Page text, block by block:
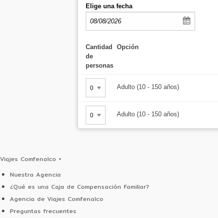
Espeleología: Siente la emoción y la
Guía Coordinador: 100% local de la región y
Tarjeta de asistencia médica
Nota: No es recomendable para personas
entre otras, ni menores de 10 años.
Elige una fecha
Cantidad
de
personas
Opción
Adulto (10 - 150 años)
Adulto (10 - 150 años)
Viajes Comfenalco +
Nuestra Agencia
¿Qué es una Caja de Compensación Familiar?
Agencia de Viajes Comfenalco
Preguntas frecuentes